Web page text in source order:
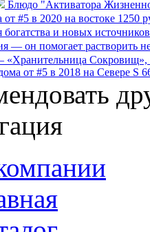
Блюдо "Активатора
#5 в 2020 на востоке 1250
богатства и новых
— он помогает растворить
«Хранительница Сокровищ»,
от #5 в 2018 на Севере S